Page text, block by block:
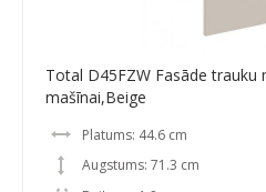
Total D45FZW Fasāde trauku
mašīnai,Beige
Platums: 44.6 cm
Augstums: 71.3 cm